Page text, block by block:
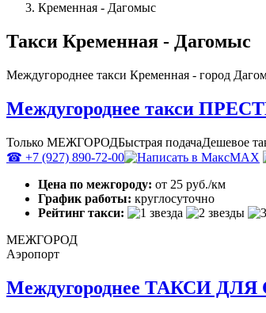
Кременная - Дагомыс
Такси Кременная - Дагомыс
Междугороднее такси Кременная - город
Междугороднее такси
Только МЕЖГОРОДБыстрая подачаДешевое
☎ +7 (927) 890-72-00
MAX
Цена по межгороду: от 25 руб./км
График работы: круглосуточно
Рейтинг такси:
МЕЖГОРОД
Аэропорт
Междугороднее ТАКСИ ДЛЯ